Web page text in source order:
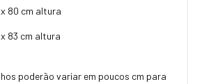
80 cm altura
83 cm altura
poderão variar em poucos cm para